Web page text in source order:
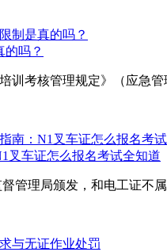
的吗？
训考核管理规定》（应
叉车证怎么报名考试全知道
管理局颁发，和电工证不